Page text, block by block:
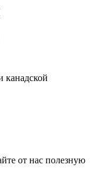
канадской
от нас полезную